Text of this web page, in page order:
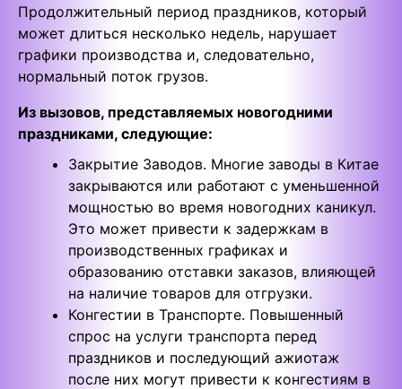
Продолжительный период праздников, который
может длиться несколько недель, нарушает
графики производства и, следовательно,
нормальный поток грузов.
Из вызовов, представляемых новогодними
праздниками, следующие:
Закрытие Заводов. Многие заводы в Китае
закрываются или работают с уменьшенной
мощностью во время новогодних каникул.
Это может привести к задержкам в
производственных графиках и
образованию отставки заказов, влияющей
на наличие товаров для отгрузки.
Конгестии в Транспорте. Повышенный
спрос на услуги транспорта перед
праздников и последующий ажиотаж
после них могут привести к конгестиям в